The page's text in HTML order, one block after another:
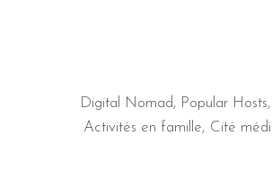
Digital Nomad, Popular Hosts,
Activités en famille
Cité